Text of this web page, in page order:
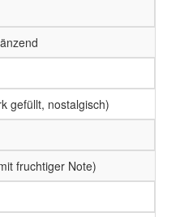
gefüllt, nostalgisch)
fruchtiger Note)